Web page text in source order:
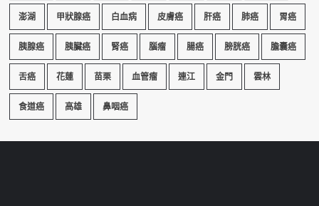
澎湖 甲狀腺癌 白血病 皮膚癌 肝癌 肺癌 胃癌
胰腺癌 胰臟癌 腎癌 腦瘤 腸癌 膀胱癌 膽囊癌
舌癌 花蓮 苗栗 血管瘤 連江 金門 雲林
食道癌 高雄 鼻咽癌